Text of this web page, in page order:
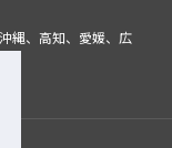
縄、高知、愛媛、広